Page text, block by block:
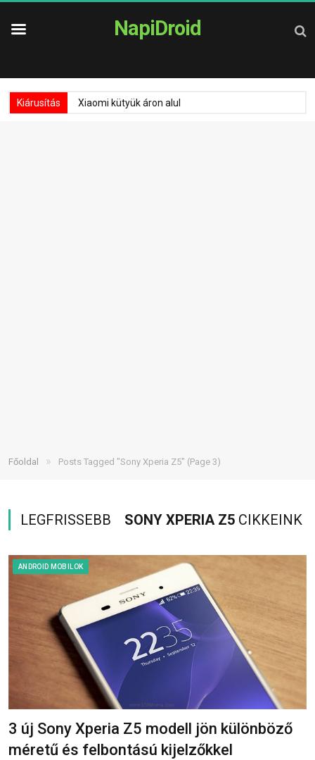
NapiDroid
Kiárusítás Xiaomi kütyük áron alul
Főoldal » Posts Tagged "Sony Xperia Z5" (Page 3)
LEGFRISSEBB SONY XPERIA Z5 CIKKEINK
ANDROID MOBILOK
3 új Sony Xperia Z5 modell jön különböző
méretű és felbontású kijelzőkkel